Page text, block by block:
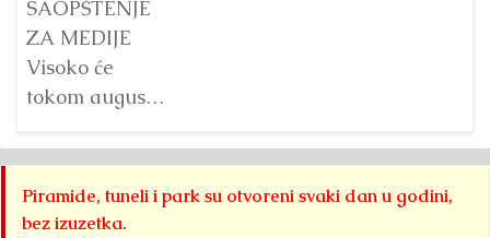
SAOPŠTENJE
ZA MEDIJE
Visoko će
tokom augusta
biti domaćin tri
velika
međunarodna
Piramide, tuneli i park su otvoreni svaki dan u godini,
bez izuzetka.